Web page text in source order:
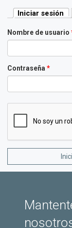
Solapas
Iniciar sesión
(solapa activa)
Nombre de usuario
Contraseña *